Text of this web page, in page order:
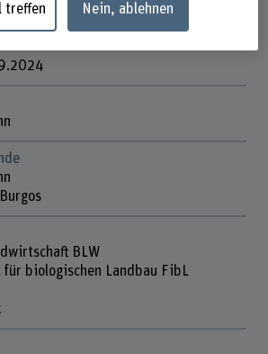
(Bundesverwaltung)
BLW
biologischen Landbau FibL
treffen Nein, ablehnen